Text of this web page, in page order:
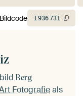
Berg
Fotografieals
Bildcode 1936731